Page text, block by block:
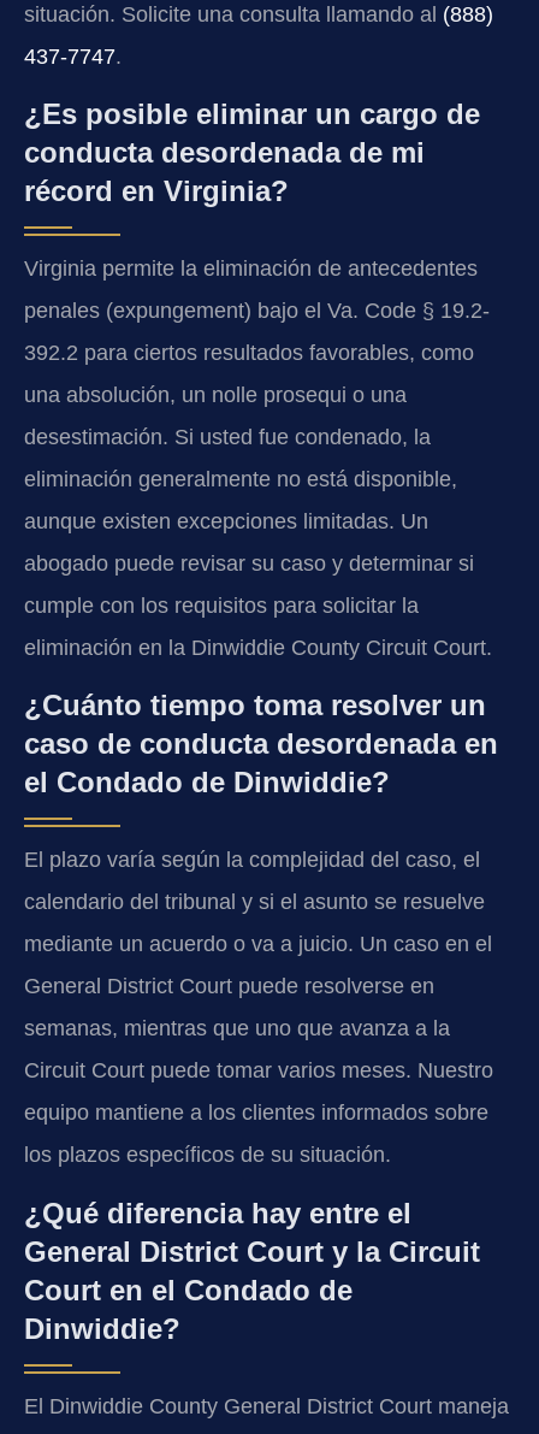
situación. Solicite una consulta llamando al (888)
437-7747.
¿Es posible eliminar un cargo de
conducta desordenada de mi
récord en Virginia?
Virginia permite la eliminación de antecedentes
penales (expungement) bajo el Va. Code § 19.2-
392.2 para ciertos resultados favorables, como
una absolución, un nolle prosequi o una
desestimación. Si usted fue condenado, la
eliminación generalmente no está disponible,
aunque existen excepciones limitadas. Un
abogado puede revisar su caso y determinar si
cumple con los requisitos para solicitar la
eliminación en la Dinwiddie County Circuit Court.
¿Cuánto tiempo toma resolver un
caso de conducta desordenada en
el Condado de Dinwiddie?
El plazo varía según la complejidad del caso, el
calendario del tribunal y si el asunto se resuelve
mediante un acuerdo o va a juicio. Un caso en el
General District Court puede resolverse en
semanas, mientras que uno que avanza a la
Circuit Court puede tomar varios meses. Nuestro
equipo mantiene a los clientes informados sobre
los plazos específicos de su situación.
¿Qué diferencia hay entre el
General District Court y la Circuit
Court en el Condado de
Dinwiddie?
El Dinwiddie County General District Court maneja